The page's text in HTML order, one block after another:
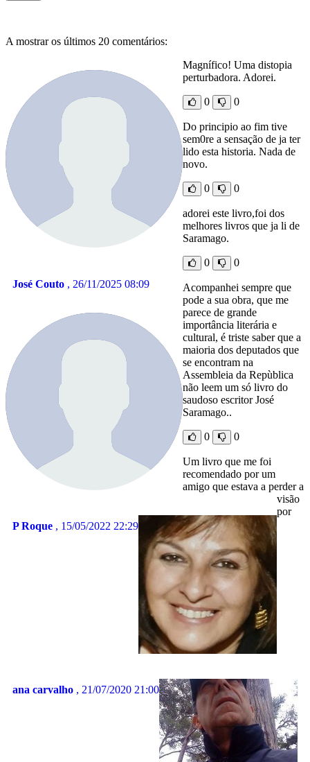
A mostrar os últimos 20 comentários:
José Couto , 26/11/2025 08:09
Magnífico! Uma distopia
perturbadora. Adorei.
0 0
P Roque , 15/05/2022 22:29
Do principio ao fim tive
sem0re a sensação de ja ter
lido esta historia. Nada de
novo.
0 0
ana carvalho , 21/07/2020 21:00
adorei este livro,foi dos
melhores livros que ja li de
Saramago.
0 0
Acompanhei sempre que
pode a sua obra, que me
parece de grande
importância literária e
cultural, é triste saber que a
maioria dos deputados que
se encontram na
Assembleia da Repùblica
não leem um só livro do
saudoso escritor José
Saramago..
0 0
Um livro que me foi
recomendado por um
amigo que estava a perder a
visão
por